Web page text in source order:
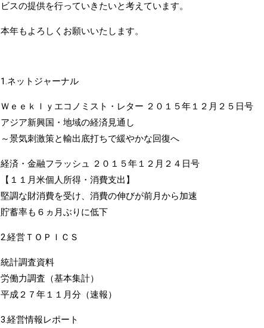
ビスの提供を行っていきたいと考えています。
本年もよろしくお願いいたします。
1.ネットジャーナル
Ｗｅｅｋｌｙエコノミスト・レター ２０１５年１２月２５日号
アジア新興国・地域の経済見通し
～景気刺激策と輸出底打ちで緩やかな回復へ
経済・金融フラッシュ ２０１５年１２月２４日号
【１１月米個人所得・消費支出】
堅調な財消費を受け、消費の伸びが前月から加速
貯蓄率も６ヵ月ぶりに低下
2.経営ＴＯＰＩＣＳ
統計調査資料
労働力調査（基本集計）
平成２７年１１月分（速報）
3.経営情報レポート